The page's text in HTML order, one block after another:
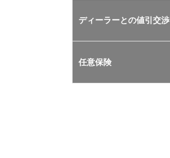
マイ
カー
ス
2.3
ディーラーとの値引交渉
任意保険